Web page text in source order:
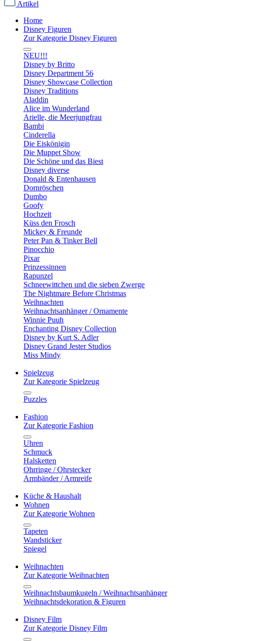
Artikel
Home
Disney Figuren
Zur Kategorie Disney Figuren
NEU!!!
Disney by Britto
Disney Department 56
Disney Showcase Collection
Disney Traditions
Aladdin
Alice im Wunderland
Arielle, die Meerjungfrau
Bambi
Cinderella
Die Eiskönigin
Die Muppet Show
Die Schöne und das Biest
Disney diverse
Donald & Entenhausen
Dornröschen
Dumbo
Goofy
Hochzeit
Küss den Frosch
Mickey & Freunde
Peter Pan & Tinker Bell
Pinocchio
Pixar
Prinzessinnen
Rapunzel
Schneewittchen und die sieben Zwerge
The Nightmare Before Christmas
Weihnachten
Weihnachtsanhänger / Ornamente
Winnie Puuh
Enchanting Disney Collection
Disney by Kurt S. Adler
Disney Grand Jester Studios
Miss Mindy
Spielzeug
Zur Kategorie Spielzeug
Puzzles
Fashion
Zur Kategorie Fashion
Uhren
Schmuck
Halsketten
Ohrringe / Ohrstecker
Armbänder / Armreife
Küche & Haushalt
Wohnen
Zur Kategorie Wohnen
Tapeten
Wandsticker
Spiegel
Weihnachten
Zur Kategorie Weihnachten
Weihnachtsbaumkugeln / Weihnachtsanhänger
Weihnachtsdekoration & Figuren
Disney Film
Zur Kategorie Disney Film